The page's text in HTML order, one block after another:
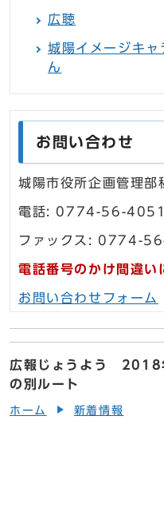
広聴
城陽イメージキャ
ん
お問い合わせ
城陽市役所企画管理部
電話: 0774-56-4051
ファックス: 0774-
電話番号のかけ間違い
お問い合わせフォーム
広報じょうよう
の別ルート
ホーム 新着情報